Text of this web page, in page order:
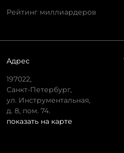
Рейтинг миллиардеров
Адрес
197022,
Санкт-Петербург,
ул. Инструментальная,
д. 8, пом. 74.
показать на карте